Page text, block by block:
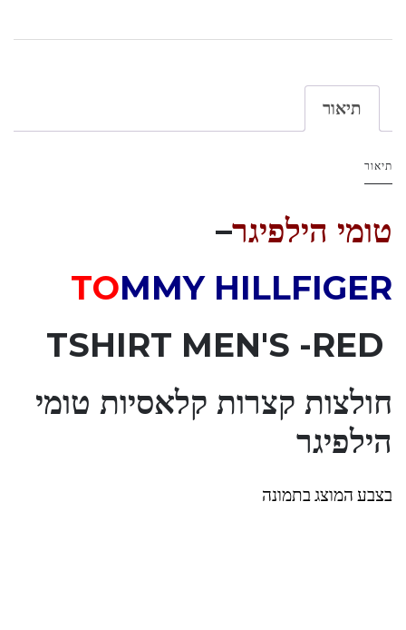
תיאור
תיאור
טומי הילפיגר–
TOMMY HILLFIGER
TSHIRT MEN'S -RED
חולצות קצרות קלאסיות טומי
הילפיגר
בצבע המוצג בתמונה